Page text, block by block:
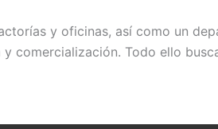
y oficinas, así como un
comercialización. Todo ello